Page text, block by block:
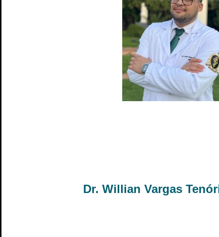
Dr. Willian Vargas